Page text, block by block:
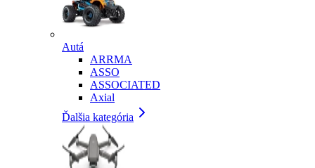
Autá
ARRMA
ASSO
ASSOCIATED
Axial
Ďalšia kategória